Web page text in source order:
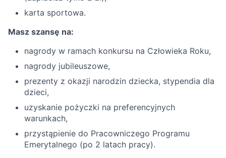
karta sportowa.
Masz szansę na:
nagrody w ramach konkursu na Człowieka Roku,
nagrody jubileuszowe,
prezenty z okazji narodzin dziecka, stypendia dla
dzieci,
uzyskanie pożyczki na preferencyjnych
warunkach,
przystąpienie do Pracowniczego Programu
Emerytalnego (po 2 latach pracy).